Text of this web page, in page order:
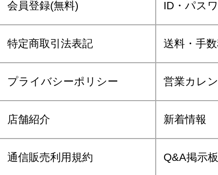
会員登録(無料) ID・パス
特定商取引法表記 送料・手
プライバシーポリシー 営業カレ
店舗紹介 新着情報
通信販売利用規約 Q&A掲示板